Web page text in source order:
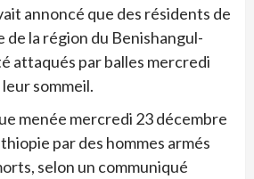
annoncé que des résidents de
de la région du Benishangul-
attaqués par balles mercredi
leur sommeil.
menée mercredi 23 décembre
par des hommes armés
selon un communiqué